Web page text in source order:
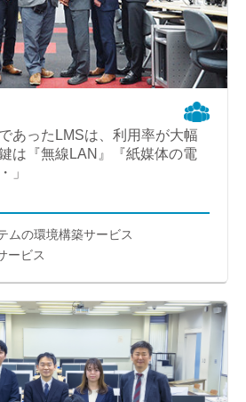
あったLMSは、利用率が大幅
は『無線LAN』『紙媒体の電
」
ムの環境構築サービス
ービス